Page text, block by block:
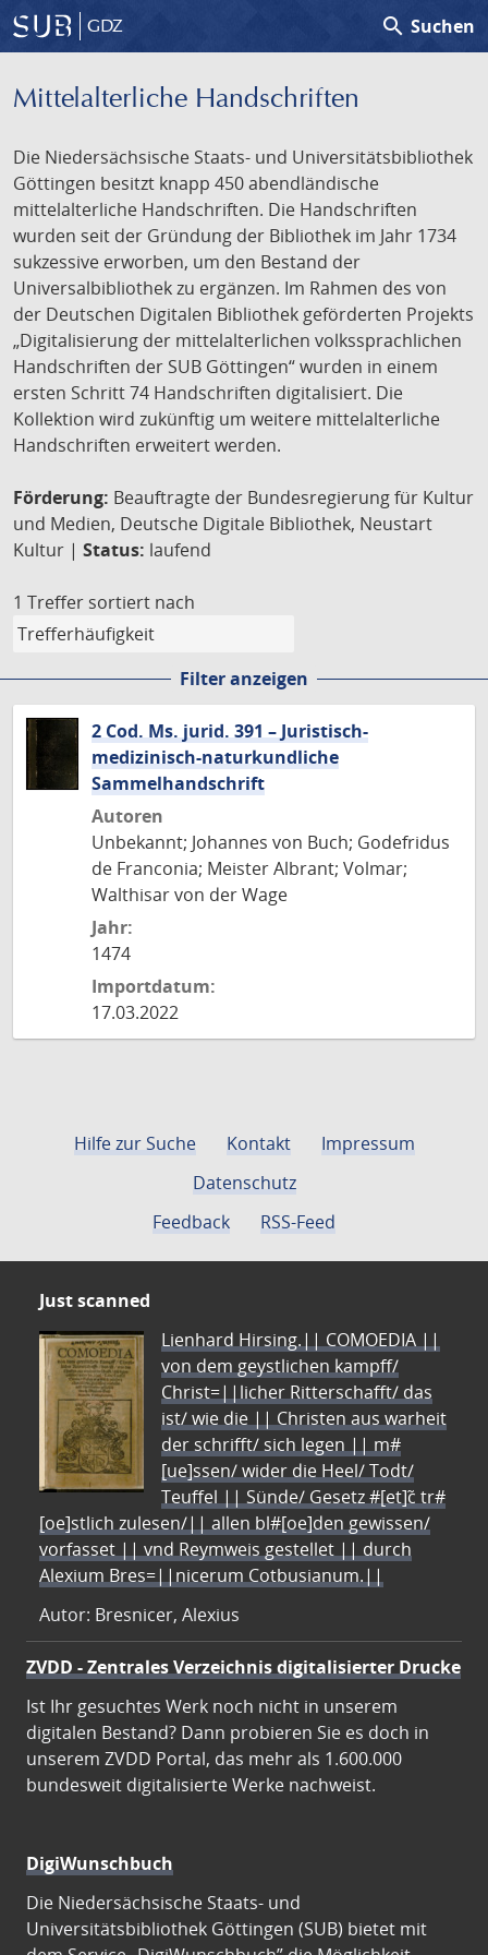
GDZ search Suchen
Mittelalterliche Handschriften
Die Niedersächsische Staats- und Universitätsbibliothek
Göttingen besitzt knapp 450 abendländische
mittelalterliche Handschriften. Die Handschriften
wurden seit der Gründung der Bibliothek im Jahr 1734
sukzessive erworben, um den Bestand der
Universalbibliothek zu ergänzen. Im Rahmen des von
der Deutschen Digitalen Bibliothek geförderten Projekts
„Digitalisierung der mittelalterlichen volkssprachlichen
Handschriften der SUB Göttingen“ wurden in einem
ersten Schritt 74 Handschriften digitalisiert. Die
Kollektion wird zukünftig um weitere mittelalterliche
Handschriften erweitert werden.
Förderung: Beauftragte der Bundesregierung für Kultur
und Medien, Deutsche Digitale Bibliothek, Neustart
Kultur | Status: laufend
1 Treffer sortiert nach
Filter anzeigen
2 Cod. Ms. jurid. 391 – Juristisch-
medizinisch-naturkundliche
Sammelhandschrift
Autoren
Unbekannt; Johannes von Buch; Godefridus
de Franconia; Meister Albrant; Volmar;
Walthisar von der Wage
Jahr:
1474
Importdatum:
17.03.2022
Hilfe zur Suche Kontakt
Impressum
Datenschutz
Feedback
RSS-Feed
Just scanned
Lienhard Hirsing.|| COMOEDIA ||
von dem geystlichen kampff/
Christ=||licher Ritterschafft/ das
ist/ wie die || Christen aus warheit
der schrifft/ sich legen || m#
[ue]ssen/ wider die Heel/ Todt/
Teuffel || Sünde/ Gesetz #[et]c̃ tr#
[oe]stlich zulesen/|| allen bl#[oe]den gewissen/
vorfasset || vnd Reymweis gestellet || durch
Alexium Bres=||nicerum Cotbusianum.||
Autor: Bresnicer, Alexius
ZVDD - Zentrales Verzeichnis digitalisierter Drucke
Ist Ihr gesuchtes Werk noch nicht in unserem
digitalen Bestand? Dann probieren Sie es doch in
unserem ZVDD Portal, das mehr als 1.600.000
bundesweit digitalisierte Werke nachweist.
DigiWunschbuch
Die Niedersächsische Staats- und
Universitätsbibliothek Göttingen (SUB) bietet mit